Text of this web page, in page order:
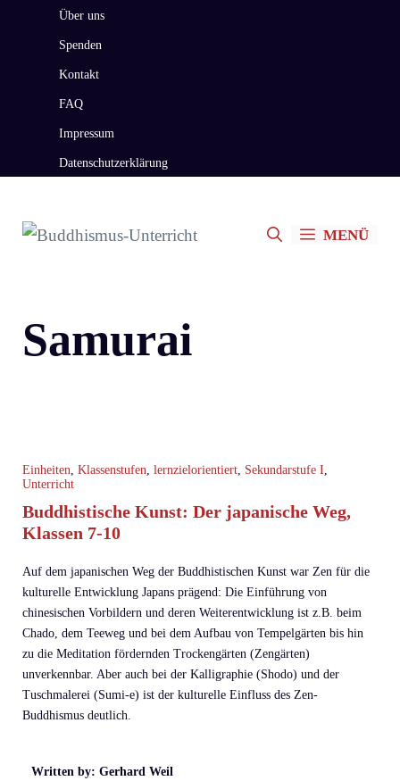
Über uns
Spenden
Kontakt
FAQ
Impressum
Datenschutzerklärung
MENÜ
Samurai
Einheiten, Klassenstufen, lernzielorientiert, Sekundarstufe I,
Unterricht
Buddhistische Kunst: Der japanische Weg,
Klassen 7-10
Auf dem japanischen Weg der Buddhistischen Kunst war Zen für die
kulturelle Entwicklung Japans prägend: Die Einführung von
chinesischen Vorbildern und deren Weiterentwicklung ist z.B. beim
Chado, dem Teeweg und bei dem Aufbau von Tempelgärten bis hin
zu die Meditation fördernden Trockengärten (Zengärten)
unverkennbar. Aber auch bei der Kalligraphie (Shodo) und der
Tuschmalerei (Sumi-e) ist der kulturelle Einfluss des Zen-
Buddhismus deutlich.
Written by: Gerhard Weil